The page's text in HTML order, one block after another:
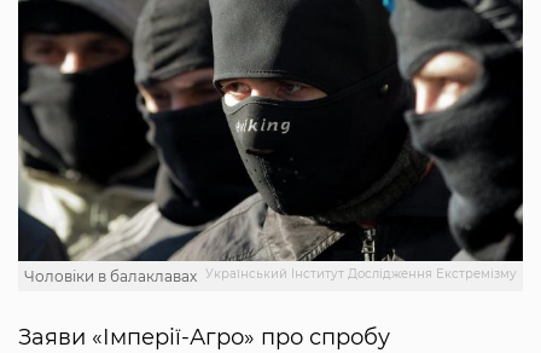
Український Інститут Дослідження Екстремізму
Чоловіки в балаклавах
Заяви «Імперії-Агро» про спробу